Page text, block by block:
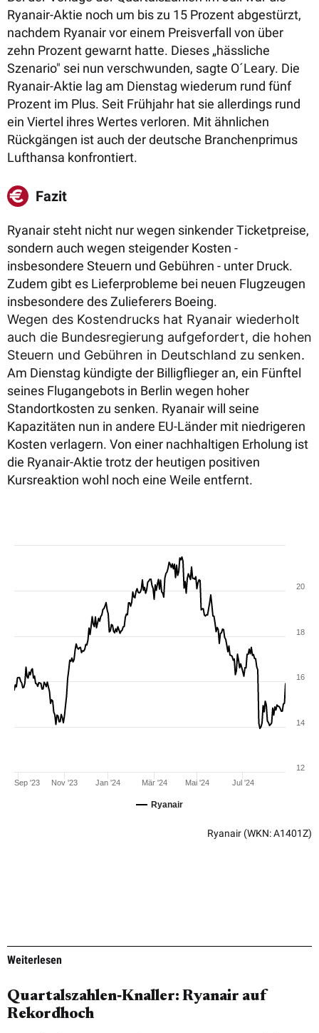
Ryanair-Aktie noch um bis zu 15 Prozent abgestürzt,
nachdem Ryanair vor einem Preisverfall von über
zehn Prozent gewarnt hatte. Dieses „hässliche
Szenario" sei nun verschwunden, sagte O´Leary. Die
Ryanair-Aktie lag am Dienstag wiederum rund fünf
Prozent im Plus. Seit Frühjahr hat sie allerdings rund
ein Viertel ihres Wertes verloren. Mit ähnlichen
Rückgängen ist auch der deutsche Branchenprimus
Lufthansa konfrontiert.
Fazit
Ryanair steht nicht nur wegen sinkender Ticketpreise,
sondern auch wegen steigender Kosten -
insbesondere Steuern und Gebühren - unter Druck.
Zudem gibt es Lieferprobleme bei neuen Flugzeugen
insbesondere des Zulieferers Boeing.
Wegen des Kostendrucks hat Ryanair wiederholt
auch die Bundesregierung aufgefordert, die hohen
Steuern und Gebühren in Deutschland zu senken.
Am Dienstag kündigte der Billigflieger an, ein Fünftel
seines Flugangebots in Berlin wegen hoher
Standortkosten zu senken. Ryanair will seine
Kapazitäten nun in andere EU-Länder mit niedrigeren
Kosten verlagern. Von einer nachhaltigen Erholung ist
die Ryanair-Aktie trotz der heutigen positiven
Kursreaktion wohl noch eine Weile entfernt.
Ryanair
Sep '23 Nov '23 Jan '24 Mär '24 Mai '24 Jul '24
12
14
16
18
20
Ryanair (WKN: A1401Z)
Weiterlesen
Quartalszahlen‑Knaller: Ryanair auf
Rekordhoch